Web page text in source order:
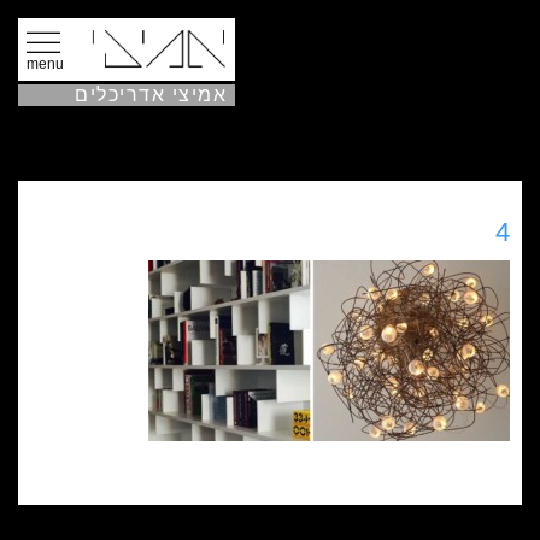
אמיצי אדריכלים
menu
4